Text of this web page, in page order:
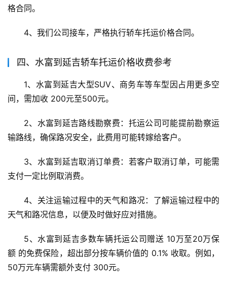
格合同。
4、我们公司接车，严格执行轿车托运价格合同。
四、水富到延吉轿车托运价格收费参考
1、水富到延吉大型SUV、商务车等车型因占用更多空
间，需加收 200元至500元。
2、水富到延吉路线勘察费：托运公司可能提前勘察运
输路线，确保路况安全，此费用可能转嫁给客户。
3、水富到延吉取消订单费：若客户取消订单，可能需
支付一定比例取消费。
4、关注运输过程中的天气和路况：了解运输过程中的
天气和路况信息，以便及时做好应对措施。
5、水富到延吉多数车辆托运公司赠送 10万至20万保
额 的免费保险，超出部分按车辆价值的 0.1% 收取。例如，
50万元车辆需额外支付 300元。